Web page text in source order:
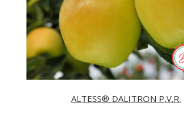
ALTESS® DALITRON P.V.R.